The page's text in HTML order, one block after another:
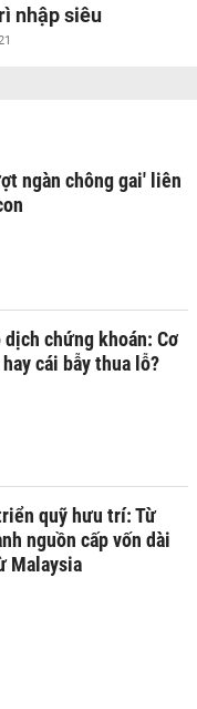
nhập siêu
ngàn chông gai' liên
chứng khoán: Cơ
cái bẫy thua lỗ?
quỹ hưu trí: Từ
nguồn cấp vốn dài
Malaysia